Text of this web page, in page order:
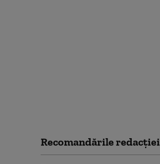
Recomandările redacţiei